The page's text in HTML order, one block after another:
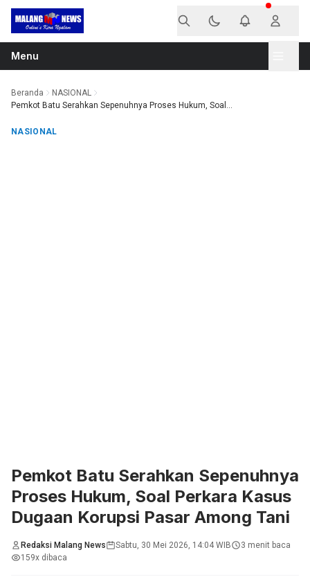
Langsung ke konten
Menu
Beranda
NASIONAL
Pemkot Batu Serahkan Sepenuhnya Proses Hukum, Soal...
NASIONAL
Pemkot Batu Serahkan Sepenuhnya
Proses Hukum, Soal Perkara Kasus
Dugaan Korupsi Pasar Among Tani
Redaksi Malang News Sabtu, 30 Mei 2026, 14:04 WIB
3 menit baca
159x dibaca